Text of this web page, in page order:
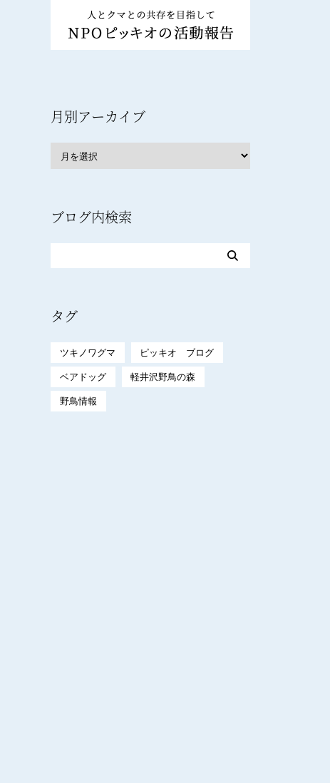
月別アーカイブ
ブログ内検索
タグ
ツキノワグマ ピッキオ ブログ
ベアドッグ 軽井沢野鳥の森
野鳥情報